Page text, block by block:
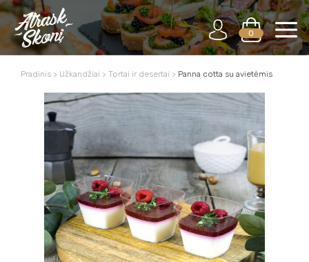
0
Pradinis > Užkandžiai > Tortai ir desertai > Panna cotta su avietėmis